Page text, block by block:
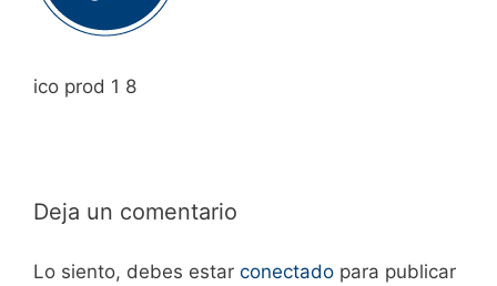
ico prod 1 8
Deja un comentario
Lo siento, debes estar conectado para publicar